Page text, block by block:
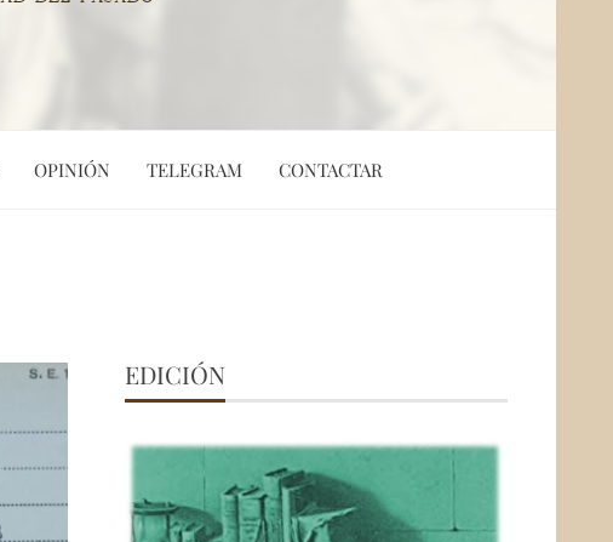
OPINIÓN TELEGRAM CONTACTAR
EDICIÓN